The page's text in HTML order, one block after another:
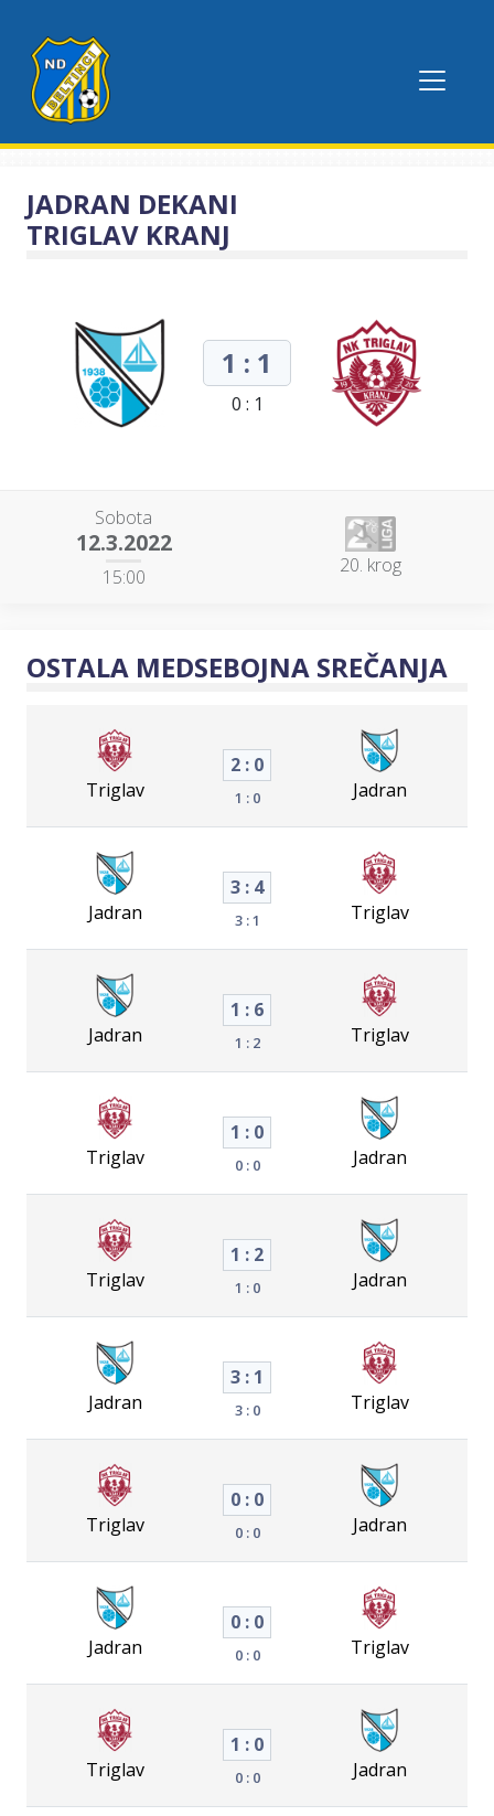
JADRAN DEKANI
TRIGLAV KRANJ
1 : 1
0 : 1
Sobota
12.3.2022
15:00 20. krog
OSTALA MEDSEBOJNA SREČANJA
Triglav
2 : 0
1 : 0 Jadran
Jadran
3 : 4
3 : 1 Triglav
Jadran
1 : 6
1 : 2 Triglav
Triglav
1 : 0
0 : 0 Jadran
Triglav
1 : 2
1 : 0 Jadran
Jadran
3 : 1
3 : 0 Triglav
Triglav
0 : 0
0 : 0 Jadran
Jadran
0 : 0
0 : 0 Triglav
Triglav
1 : 0
0 : 0 Jadran